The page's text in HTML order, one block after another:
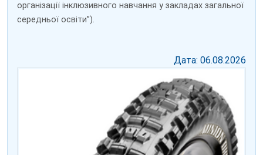
організації інклюзивного навчання у закладах загальної
середньої освіти”).
Дата: 06.08.2026